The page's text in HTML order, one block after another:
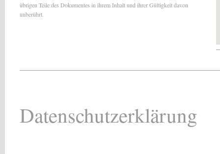
übrigen Teile des Dokumentes in ihrem Inhalt und ihrer Gültigkeit davon
unberührt.
Datenschutzerklärung